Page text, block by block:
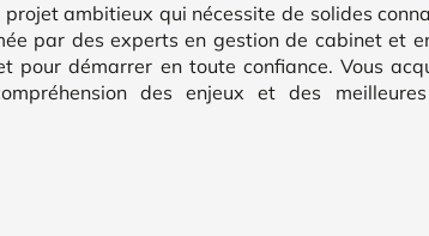
ambitieux qui nécessite de solides
par des experts en gestion de cabinet et
pour démarrer en toute confiance. Vous
des enjeux et des